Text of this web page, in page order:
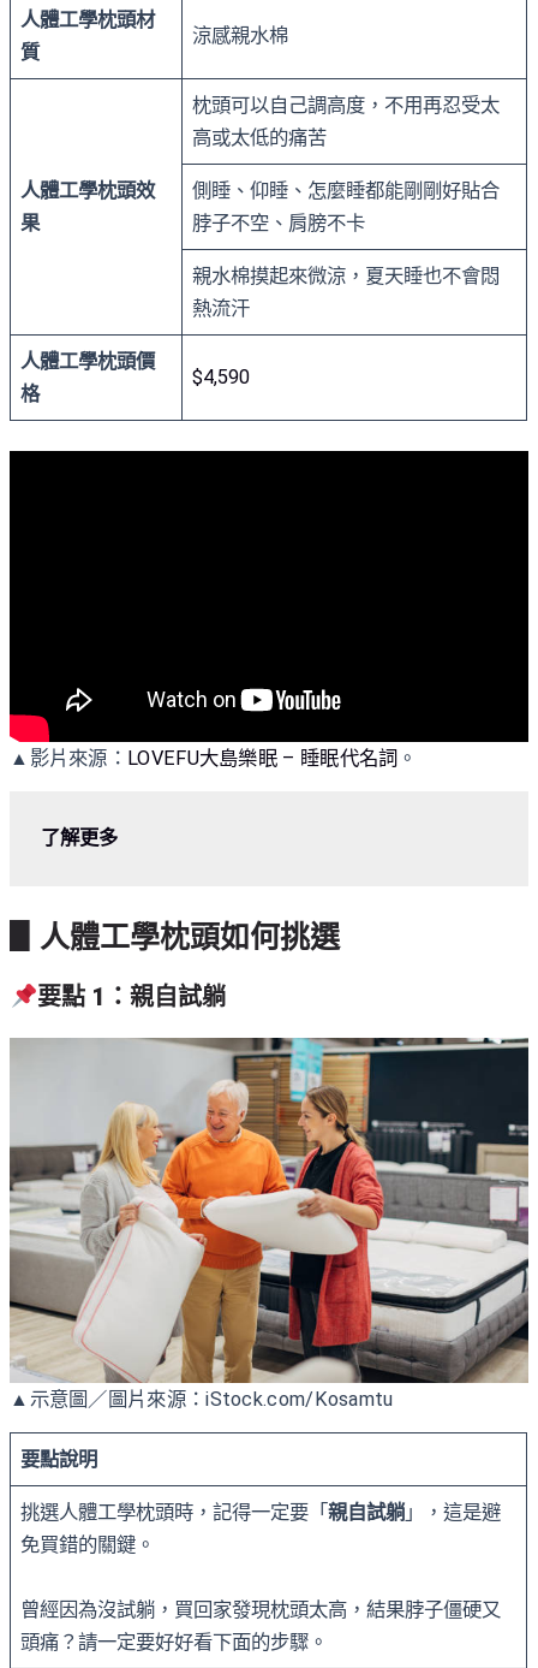
人體工學枕頭材
質
涼感親水棉
人體工學枕頭效
果
枕頭可以自己調高度，不用再忍受太
高或太低的痛苦
側睡、仰睡、怎麼睡都能剛剛好貼合
脖子不空、肩膀不卡
親水棉摸起來微涼，夏天睡也不會悶
熱流汗
人體工學枕頭價
格
$4,590
▲影片來源： LOVEFU大島樂眠 – 睡眠代名詞 。
了解更多
▋人體工學枕頭如何挑選
要點 1：親自試躺
▲示意圖／圖片來源：iStock.com/Kosamtu
要點說明
挑選人體工學枕頭時，記得一定要「親自試躺 」，這是避
免買錯的關鍵。
曾經因為沒試躺，買回家發現枕頭太高，結果脖子僵硬又
頭痛？請一定要好好看下面的步驟。